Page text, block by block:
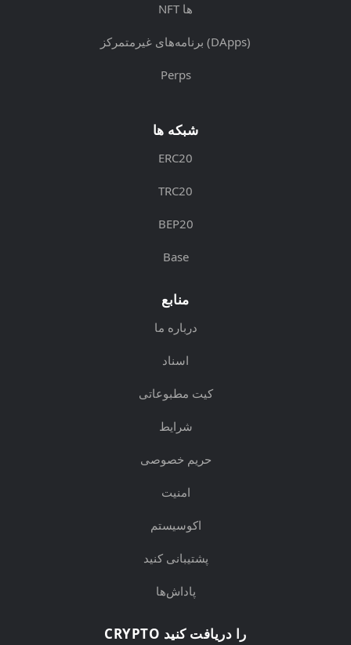
NFT ها
برنامه‌های غیرمتمرکز (DApps)
Perps
شبکه ها
ERC20
TRC20
BEP20
Base
منابع
درباره ما
اسناد
کیت مطبوعاتی
شرایط
حریم خصوصی
امنیت
اکوسیستم
پشتیبانی کنید
پاداش‌ها
CRYPTO را دریافت کنید